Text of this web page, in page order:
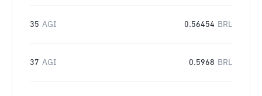
35 AGI 0.56454 BRL
37 AGI 0.5968 BRL